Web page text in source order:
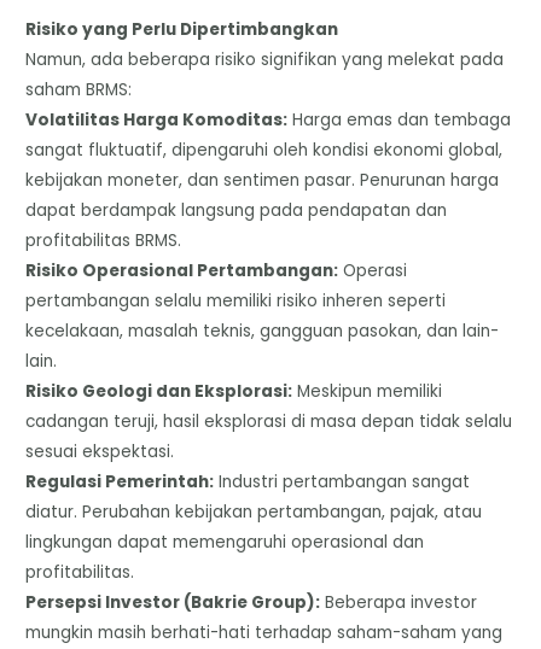
​Risiko yang Perlu Dipertimbangkan
​Namun, ada beberapa risiko signifikan yang melekat pada
saham BRMS:
​Volatilitas Harga Komoditas: Harga emas dan tembaga
sangat fluktuatif, dipengaruhi oleh kondisi ekonomi global,
kebijakan moneter, dan sentimen pasar. Penurunan harga
dapat berdampak langsung pada pendapatan dan
profitabilitas BRMS.
Risiko Operasional Pertambangan: Operasi
pertambangan selalu memiliki risiko inheren seperti
kecelakaan, masalah teknis, gangguan pasokan, dan lain-
lain.
​Risiko Geologi dan Eksplorasi: Meskipun memiliki
cadangan teruji, hasil eksplorasi di masa depan tidak selalu
sesuai ekspektasi.
​Regulasi Pemerintah: Industri pertambangan sangat
diatur. Perubahan kebijakan pertambangan, pajak, atau
lingkungan dapat memengaruhi operasional dan
profitabilitas.
​Persepsi Investor (Bakrie Group): Beberapa investor
mungkin masih berhati-hati terhadap saham-saham yang